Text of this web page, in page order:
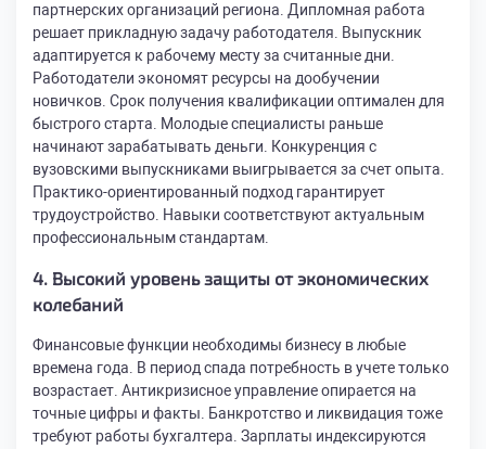
партнерских организаций региона. Дипломная работа
решает прикладную задачу работодателя. Выпускник
адаптируется к рабочему месту за считанные дни.
Работодатели экономят ресурсы на дообучении
новичков. Срок получения квалификации оптимален для
быстрого старта. Молодые специалисты раньше
начинают зарабатывать деньги. Конкуренция с
вузовскими выпускниками выигрывается за счет опыта.
Практико-ориентированный подход гарантирует
трудоустройство. Навыки соответствуют актуальным
профессиональным стандартам.
4. Высокий уровень защиты от экономических
колебаний
Финансовые функции необходимы бизнесу в любые
времена года. В период спада потребность в учете только
возрастает. Антикризисное управление опирается на
точные цифры и факты. Банкротство и ликвидация тоже
требуют работы бухгалтера. Зарплаты индексируются